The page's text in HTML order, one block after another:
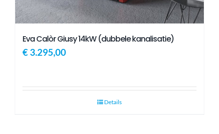
Eva Calòr Giusy 14kW (dubbele kanalisatie)
€ 3.295,00
Details